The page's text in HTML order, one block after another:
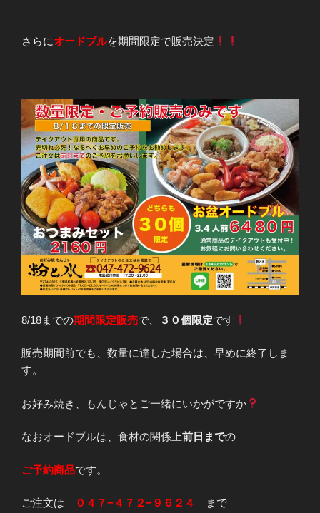
さらにオードブルを期間限定で販売決定
8/18までの期間限定販売で、 ３０個限定です
販売期間前でも、数量に達した場合は、早めに終了しま
す。
お好み焼き、もんじゃとご一緒にいかがですか
なおオードブルは、食材の関係上前日までの
ご予約商品です。
ご注文は ０４７−４７２−９６２４ まで